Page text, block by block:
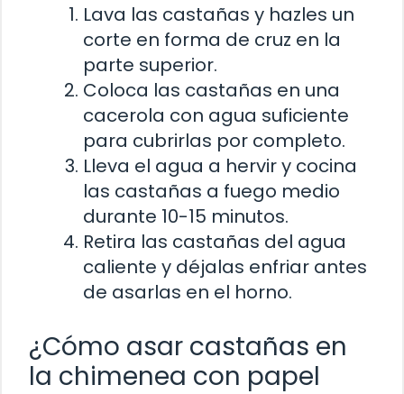
Lava las castañas y hazles un
corte en forma de cruz en la
parte superior.
Coloca las castañas en una
cacerola con agua suficiente
para cubrirlas por completo.
Lleva el agua a hervir y cocina
las castañas a fuego medio
durante 10-15 minutos.
Retira las castañas del agua
caliente y déjalas enfriar antes
de asarlas en el horno.
¿Cómo asar castañas en
la chimenea con papel